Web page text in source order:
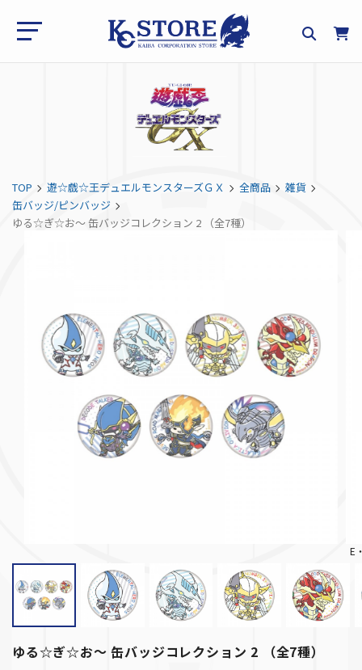
TOP 遊☆戯☆王デュエルモンスターズＧＸ 全商品
雑貨
缶バッジ/ピンバッジ
ゆる☆ぎ☆お～ 缶バッジコレクション 2 （全7種）
E
ゆる☆ぎ☆お～ 缶バッジコレクション 2 （全7種）